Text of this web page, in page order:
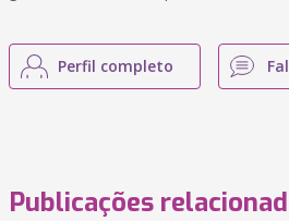
Perfil completo
Publicações